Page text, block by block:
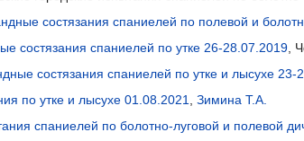
состязания спаниелей по полевой и
состязания спаниелей по утке 26-28.07.2019,
состязания спаниелей по утке и лысухе 23-
по утке и лысухе 01.08.2021, Зимина Т.А.
спаниелей по болотно-луговой и полевой